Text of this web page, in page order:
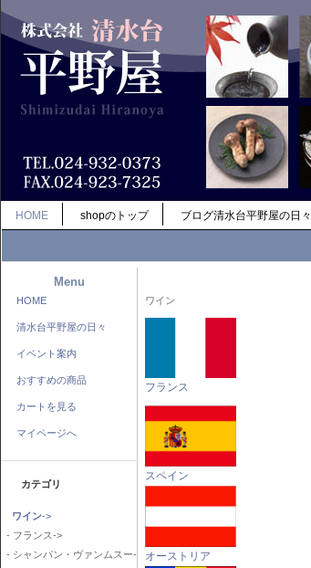
HOME shopのトップ ブログ清水台平野屋の日々
Menu
HOME
清水台平野屋の日々
イベント案内
おすすめの商品
カートを見る
マイページへ
カテゴリ
ワイン->
- フランス->
- シャンパン・ヴァンムスー-
ワイン
フランス
スペイン
オーストリア